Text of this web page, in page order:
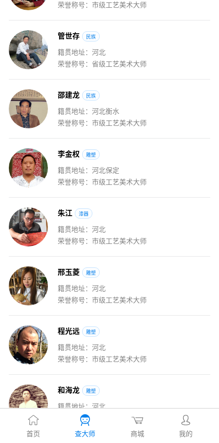
荣誉称号：市级工艺美术大师
管世存 民族
籍贯地址：河北
荣誉称号：省级工艺美术大师
邵建龙 民族
籍贯地址：河北衡水
荣誉称号：市级工艺美术大师
李金权 雕塑
籍贯地址：河北保定
荣誉称号：市级工艺美术大师
朱江 漆器
籍贯地址：河北
荣誉称号：市级工艺美术大师
邢玉菱 雕塑
籍贯地址：河北
荣誉称号：市级工艺美术大师
程光远 雕塑
籍贯地址：河北
荣誉称号：市级工艺美术大师
和海龙 雕塑
籍贯地址：河北
荣誉称号：省级工艺美术大师
首页
查大师 商城 我的